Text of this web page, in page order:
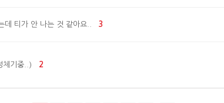
데 티가 안 나는 것 같아요.. 3
체기중..) 2